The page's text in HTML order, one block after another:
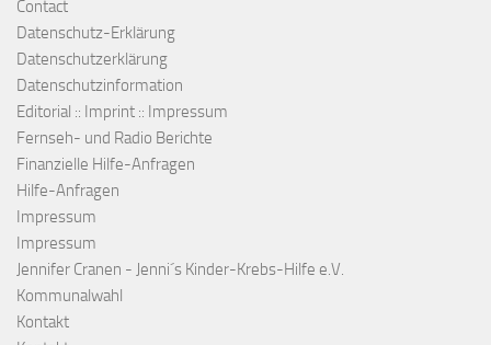
Contact
Datenschutz-Erklärung
Datenschutzerklärung
Datenschutzinformation
Editorial :: Imprint :: Impressum
Fernseh- und Radio Berichte
Finanzielle Hilfe-Anfragen
Hilfe-Anfragen
Impressum
Impressum
Jennifer Cranen - Jenni´s Kinder-Krebs-Hilfe e.V.
Kommunalwahl
Kontakt